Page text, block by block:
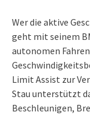
Wer die aktive
geht mit seinem
autonomen
Limit Assist zur
Stau unterstützt
Beschleunigen,